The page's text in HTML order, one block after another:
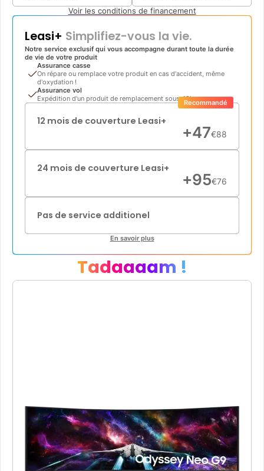
Voir les conditions de financement
Leasi+ Simplifiez-vous la vie.
Notre service exclusif qui vous accompagne durant toute la durée
de vie de votre produit
Assurance casse
On répare ou remplace votre produit en cas d'accident, même
d'oxydation !
Assurance vol
Expédition d'un produit de remplacement sous 48h
12 mois de couverture Leasi+
+47€88
Recommandé
24 mois de couverture Leasi+
+95€76
Pas de service additionel
En savoir plus
Tadaaaam !